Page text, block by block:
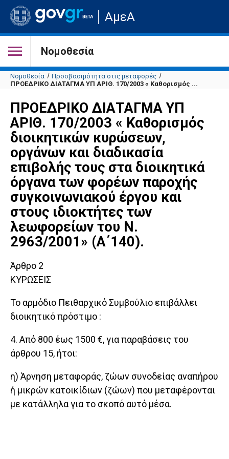
Μετάβαση
στην
σελίδα
του
ΑμεΑ
Νομοθεσία
Νομοθεσία
Προσβασιμότητα στις μεταφορές
ΠΡΟΕΔΡΙΚΟ ΔΙΑΤΑΓΜΑ ΥΠ ΑΡΙΘ. 170/2003 « Καθορισμός ...
ΠΡΟΕΔΡΙΚΟ ΔΙΑΤΑΓΜΑ ΥΠ
ΑΡΙΘ. 170/2003 « Καθορισμός
διοικητικών κυρώσεων,
οργάνων και διαδικασία
επιβολής τους στα διοικητικά
όργανα των φορέων παροχής
συγκοινωνιακού έργου και
στους ιδιοκτήτες των
λεωφορείων του Ν.
2963/2001» (Α΄140).
Άρθρο 2
ΚΥΡΩΣΕΙΣ
Το αρμόδιο Πειθαρχικό Συμβούλιο επιβάλλει
διοικητικό πρόστιμο :
4. Από 800 έως 1500 €, για παραβάσεις του
άρθρου 15, ήτοι:
η) Άρνηση μεταφοράς, ζώων συνοδείας αναπήρου
ή μικρών κατοικίδιων (ζώων) που μεταφέρονται
με κατάλληλα για το σκοπό αυτό μέσα.